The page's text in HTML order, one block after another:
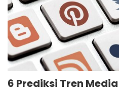
6 Prediksi Tren